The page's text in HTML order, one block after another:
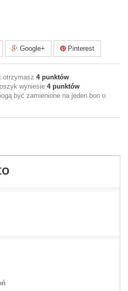
Google+ Pinterest
otrzymasz 4punktów
wyniesie 4punktów
być zamienione na jeden bon o